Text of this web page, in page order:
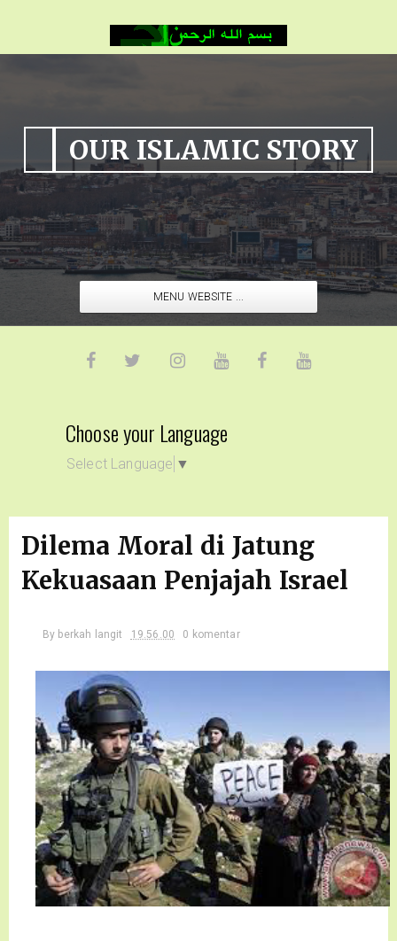
OUR ISLAMIC STORY
MENU WEBSITE ...
Choose your Language
Select Language ▼
Dilema Moral di Jatung
Kekuasaan Penjajah Israel
By berkah langit 19.56.00 0 komentar